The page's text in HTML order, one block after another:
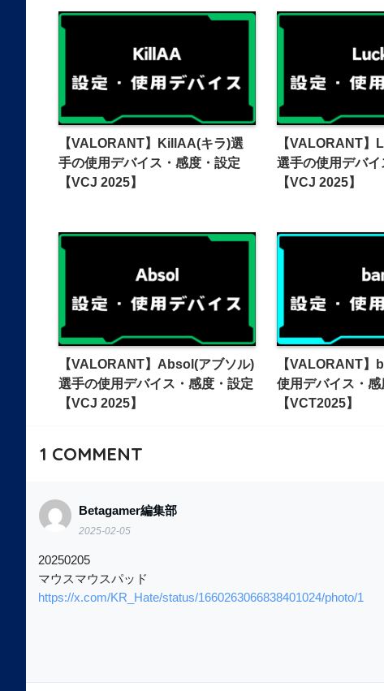
【VALORANT】KillAA(キラ)選
手の使用デバイス・感度・設定
【VCJ 2025】
【VALORANT
選手の使用デバ
【VCJ 2025】
【VALORANT】Absol(アブソル)
選手の使用デバイス・感度・設定
【VCJ 2025】
【VALORANT】
使用デバイス・感
【VCT2025】
1 COMMENT
Betagamer編集部
2025-02-05
20250205
マウスマウスパッド
https://x.com/KR_Hate/status/1660263066838401024/photo/1